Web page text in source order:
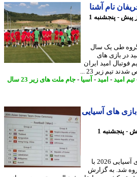
نام آشنا
14 روز پیش - پنجشنبه 1
طی یک سال
بازی های
امید ایران
-امید -آسیا -
جام ملت های زیر 23 سال
های آسیایی
14 روز پیش - پنجشنبه 1
تیم فوتبال امید ایران در بازی های آسیایی 2026 با
به گزارش